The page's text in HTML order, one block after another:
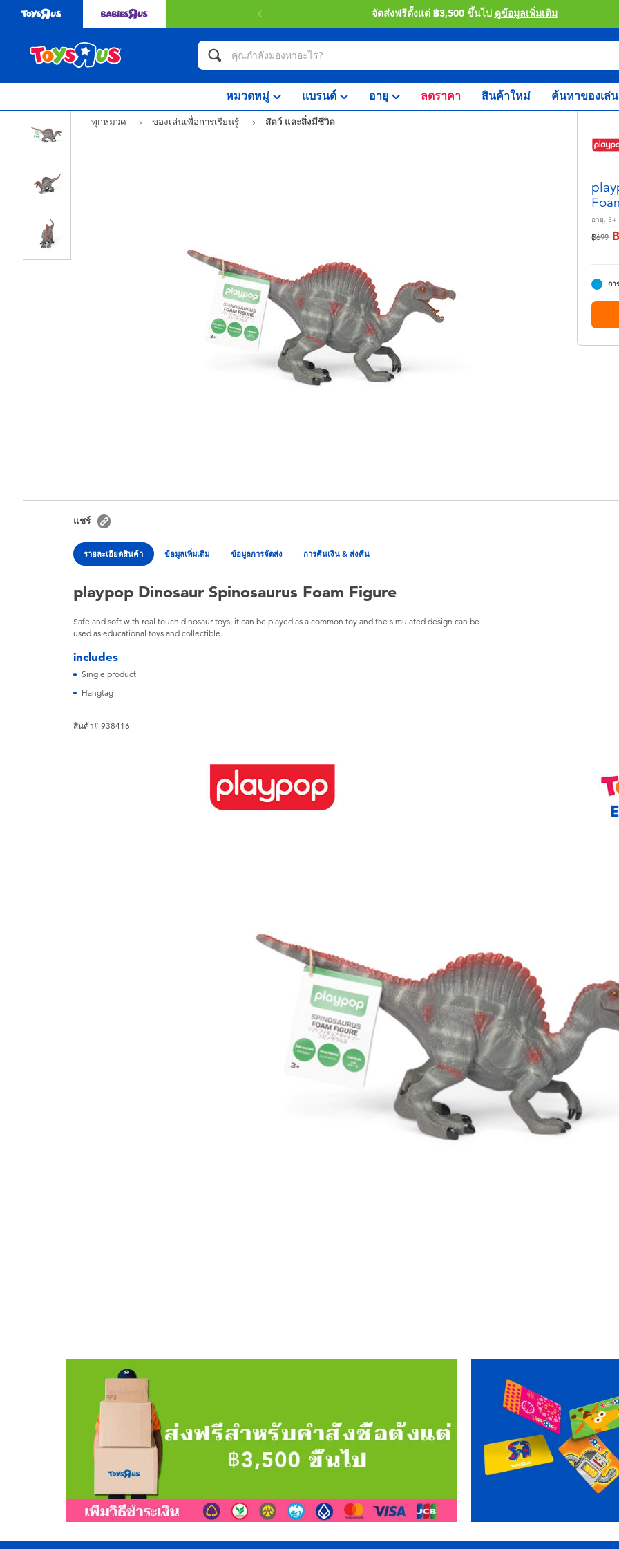
จัดส่งฟรีตั้งแต่ ฿3,500 ขึ้นไป ดูข้อมูลเพิ่มเติม
หมวดหมู่ แบรนด์ อายุ ลดราคา สินค้าใหม่ ค้นหาของเล่น
ทุกหมวด ของเล่นเพื่อการเรียนรู้
สัตว์ และสิ่งมีชีวิต
อายุ: 3+
ลดราค
฿699ถึง
กา
แชร์
รายละเอียดสินค้า ข้อมูลเพิ่มเติม ข้อมูลการจัดส่ง การคืนเงิน & ส่งคืน
playpop Dinosaur Spinosaurus Foam Figure
Safe and soft with real touch dinosaur toys, it can be played as a common toy and the simulated design can be
used as educational toys and collectible.
includes
Single product
Hangtag
สินค้า# 938416